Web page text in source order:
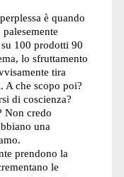
è quando
100 prodotti 90
lo sfruttamento
tira
che scopo poi?
di coscienza?
Non credo
una
prendono la
le